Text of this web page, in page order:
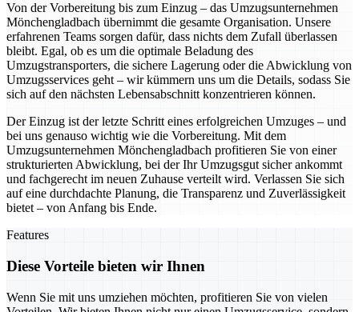
Von der Vorbereitung bis zum Einzug – das Umzugsunternehmen
Mönchengladbach übernimmt die gesamte Organisation. Unsere
erfahrenen Teams sorgen dafür, dass nichts dem Zufall überlassen
bleibt. Egal, ob es um die optimale Beladung des
Umzugstransporters, die sichere Lagerung oder die Abwicklung von
Umzugsservices geht – wir kümmern uns um die Details, sodass Sie
sich auf den nächsten Lebensabschnitt konzentrieren können.
Der Einzug ist der letzte Schritt eines erfolgreichen Umzuges – und
bei uns genauso wichtig wie die Vorbereitung. Mit dem
Umzugsunternehmen Mönchengladbach profitieren Sie von einer
strukturierten Abwicklung, bei der Ihr Umzugsgut sicher ankommt
und fachgerecht im neuen Zuhause verteilt wird. Verlassen Sie sich
auf eine durchdachte Planung, die Transparenz und Zuverlässigkeit
bietet – von Anfang bis Ende.
Features
Diese Vorteile bieten wir Ihnen
Wenn Sie mit uns umziehen möchten, profitieren Sie von vielen